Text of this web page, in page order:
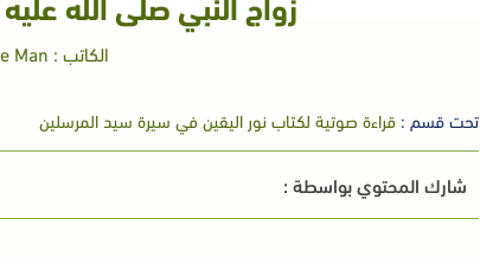
الكاتب : The True Man موقع
تحت قسم :قراءة صوتية لكتاب نور اليقين في سيرة سيد المرسلين
شارك المحتوي بواسطة :